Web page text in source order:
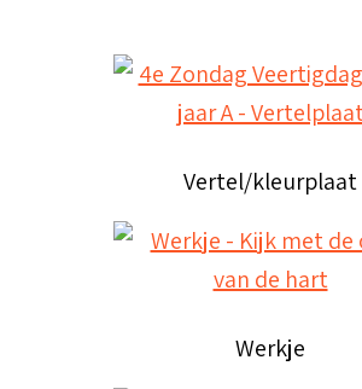
Vertel/kleurplaat
Werkje